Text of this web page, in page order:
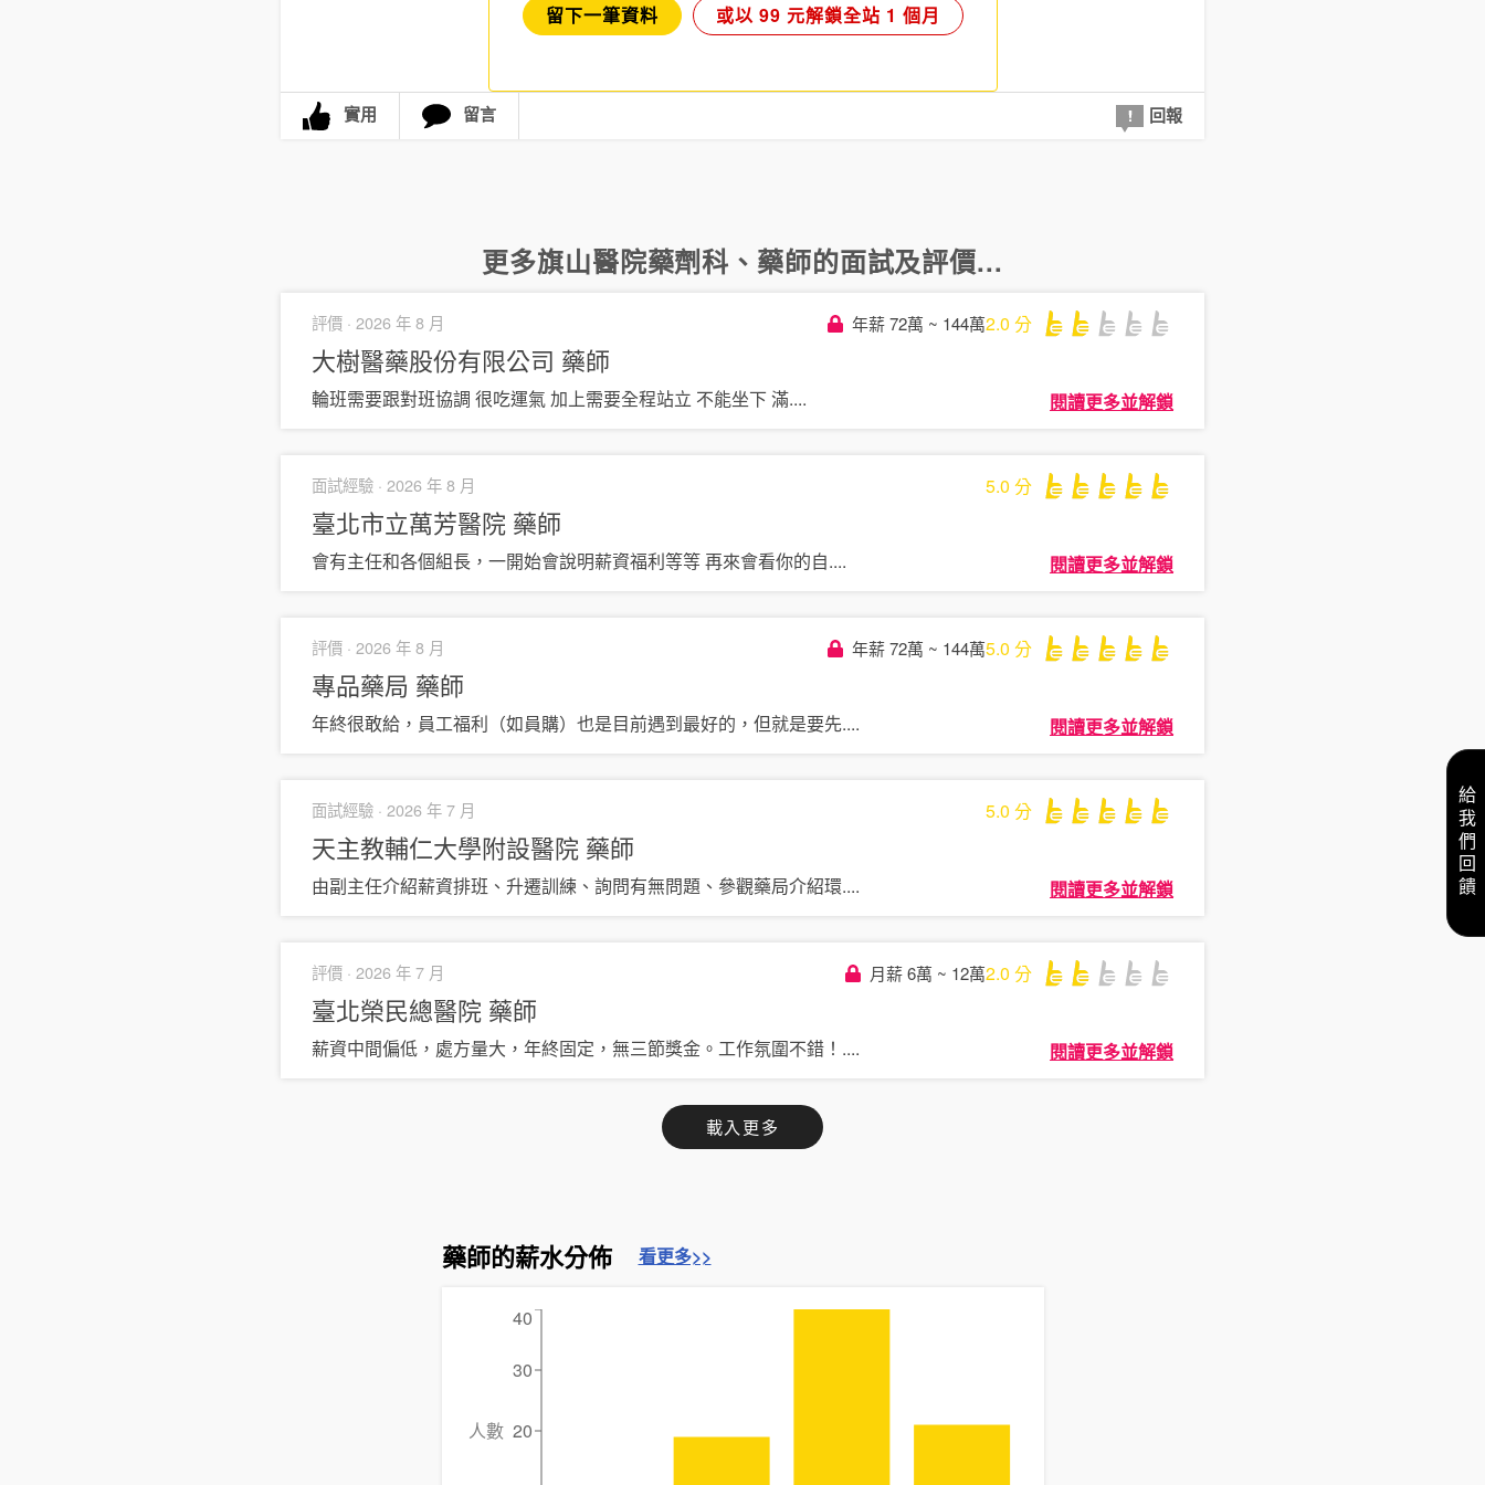
留下一筆資料 或以 99 元解鎖全站 1 個月
實用 留言 回報
更多旗山醫院藥劑科 、 藥師的面試及評價...
評價 · 2026 年 8 月 年薪 72萬 ~ 144萬2.0 分
大樹醫藥股份有限公司 藥師
輪班需要跟對班協調 很吃運氣 加上需要全程站立 不能坐下 滿.... 閱讀更多並解鎖
面試經驗 · 2026 年 8 月 5.0 分
臺北市立萬芳醫院 藥師
會有主任和各個組長，一開始會說明薪資福利等等 再來會看你的自.... 閱讀更多並解鎖
評價 · 2026 年 8 月 年薪 72萬 ~ 144萬5.0 分
專品藥局 藥師
年終很敢給，員工福利（如員購）也是目前遇到最好的，但就是要先.... 閱讀更多並解鎖
面試經驗 · 2026 年 7 月 5.0 分
天主教輔仁大學附設醫院 藥師
由副主任介紹薪資排班、升遷訓練、詢問有無問題、參觀藥局介紹環.... 閱讀更多並解鎖
評價 · 2026 年 7 月 月薪 6萬 ~ 12萬2.0 分
臺北榮民總醫院 藥師
薪資中間偏低，處方量大，年終固定，無三節獎金。工作氛圍不錯！ .... 閱讀更多並解鎖
載入更多
藥師的薪水分佈 看更多>>
20
30
40
人數
給我們回饋